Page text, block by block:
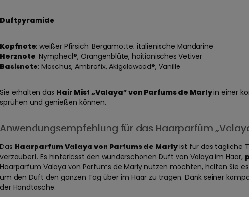
Duftpyramide
Kopfnote: weißer Pfirsich, Bergamotte, italienische Mandarine
Herznote: Nympheal®, Orangenblüte, haitianisches Vetiver
Basisnote: Moschus, Ambrofix, Akigalawood®, Vanille
Sie erhalten das Hair Mist „Valaya“ von Parfums de Marlyin einer
sprühen und genießen können.
Anwendungsempfehlung für das Haarparfüm
Das Haarparfum Valaya von Parfums de Marly ist für das tägliche
verzaubert. Es hinterlässt den wunderschönen Duft von Valaya im Haar,
Haarparfum Valaya von Parfums de Marly nutzen möchten, halten Sie
um den Duft den ganzen Tag über im Haar zu tragen. Dank seiner
der Handtasche.